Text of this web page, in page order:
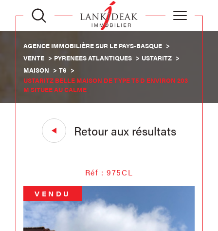
AGENCE IMMOBILIÈRE SUR LE PAYS-BASQUE
VENTE
PYRENEES ATLANTIQUES
USTARITZ
MAISON
T6
USTARITZ BELLE MAISON DE TYPE T5 D ENVIRON 203
M SITUEE AU CALME
Retour aux résultats
Réf : 975CL
VENDU